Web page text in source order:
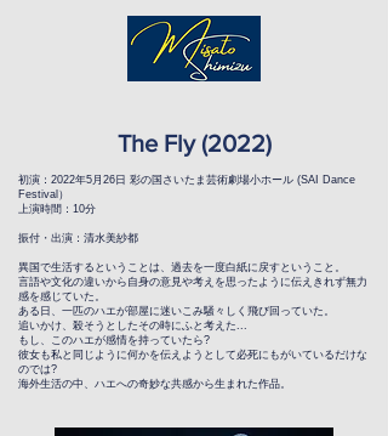
The Fly (2022)
初演：2022年5月26日 彩の国さいたま芸術劇場小ホール (SAI Dance
Festival）
上演時間：10分
振付・出演：清水美紗都
異国で生活するということは、過去を一度白紙に戻すということ。
言語や文化の違いから自身の意見や考えを思ったように伝えきれず無力
感を感じていた。
ある日、一匹のハエが部屋に迷いこみ騒々しく飛び回っていた。
追いかけ、殺そうとしたその時にふと考えた...
もし、このハエが感情を持っていたら?
彼女も私と同じように何かを伝えようとして必死にもがいているだけな
のでは?
海外生活の中、ハエへの奇妙な共感から生まれた作品。